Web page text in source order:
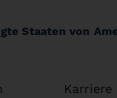
Staaten von
Karriere